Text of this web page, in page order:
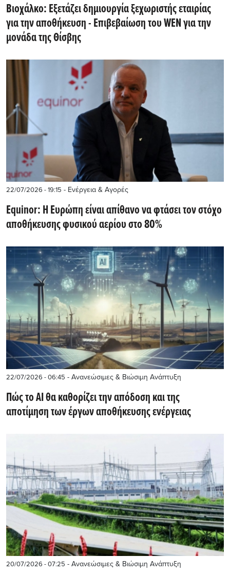
Βιοχάλκο: Εξετάζει δημιουργία ξεχωριστής εταιρίας
για την αποθήκευση - Επιβεβαίωση του WEN για την
μονάδα της Θίσβης
22/07/2026 - 19:15 - Ενέργεια & Αγορές
Equinor: Η Ευρώπη είναι απίθανο να φτάσει τον στόχο
αποθήκευσης φυσικού αερίου στο 80%
22/07/2026 - 06:45 - Ανανεώσιμες & Βιώσιμη Ανάπτυξη
Πώς το ΑΙ θα καθορίζει την απόδοση και της
αποτίμηση των έργων αποθήκευσης ενέργειας
20/07/2026 - 07:25 - Ανανεώσιμες & Βιώσιμη Ανάπτυξη